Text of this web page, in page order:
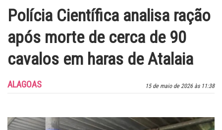
Polícia Científica analisa ração
após morte de cerca de 90
cavalos em haras de Atalaia
15 de maio de 2026 às 11:38
ALAGOAS